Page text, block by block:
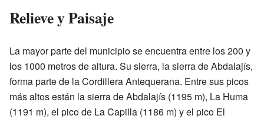
Relieve y Paisaje
La mayor parte del municipio se encuentra entre los 200 y
los 1000 metros de altura. Su sierra, la sierra de Abdalajís,
forma parte de la Cordillera Antequerana. Entre sus picos
más altos están la sierra de Abdalajís (1195 m), La Huma
(1191 m), el pico de La Capilla (1186 m) y el pico El